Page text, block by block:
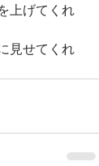
上げてくれ
見せてくれ